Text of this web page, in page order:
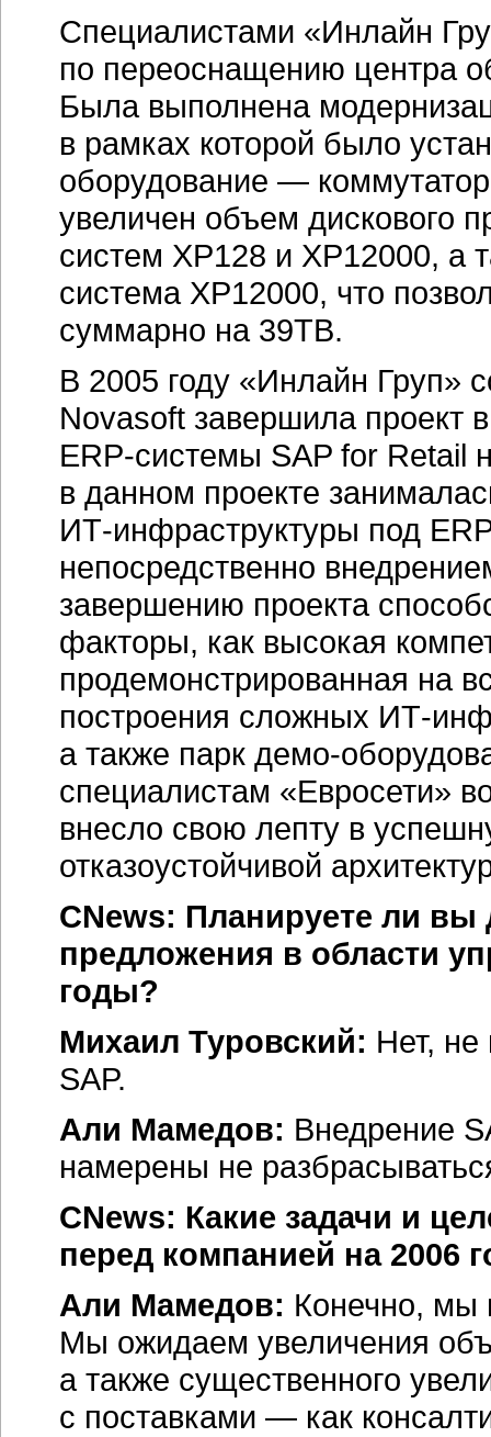
Специалистами «Инлайн
по переоснащению центра
Была выполнена
в рамках которой было
оборудование —
увеличен объем дискового
систем XP128 и XP12000, а
система XP12000, что
суммарно на 39TB.
В 2005 году «Инлайн Груп»
Novasoft завершила проект
ERP-системы SAP for Retail
в данном проекте
ИТ-инфраструктуры под
непосредственно
завершению проекта
факторы, как высокая
продемонстрированная на
построения сложных ИТ-
а также парк демо-
специалистам «Евросети»
внесло свою лепту в
отказоустойчивой
CNews: Планируете ли
предложения в области
годы?
Михаил Туровский: Нет,
SAP.
Али Мамедов: Внедрение
намерены не
CNews: Какие задачи и
перед компанией на 2006
Али Мамедов: Конечно, мы
Мы ожидаем увеличения
а также существенного
с поставками — как